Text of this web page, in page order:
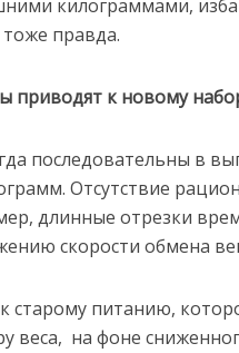
килограммами,
правда.
приводят к новому
последовательны в
Отсутствие
длинные отрезки
скорости обмена
старому питанию,
веса, на фоне